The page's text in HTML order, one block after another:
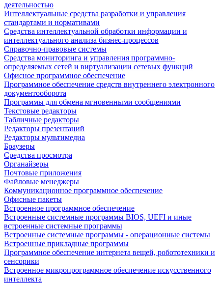
деятельностью
Интеллектуальные средства разработки и управления
стандартами и нормативами
Средства интеллектуальной обработки информации и
интеллектуального анализа бизнес-процессов
Справочно-правовые системы
Средства мониторинга и управления программно-
определяемых сетей и виртуализации сетевых функций
Офисное программное обеспечение
Программное обеспечение средств внутреннего электронного
документооборота
Программы для обмена мгновенными сообщениями
Текстовые редакторы
Табличные редакторы
Редакторы презентаций
Редакторы мультимедиа
Браузеры
Средства просмотра
Органайзеры
Почтовые приложения
Файловые менеджеры
Коммуникационное программное обеспечение
Офисные пакеты
Встроенное программное обеспечение
Встроенные системные программы BIOS, UEFI и иные
встроенные системные программы
Встроенные системные программы - операционные системы
Встроенные прикладные программы
Программное обеспечение интернета вещей, робототехники и
сенсорики
Встроенное микропрограммное обеспечение искусственного
интеллекта